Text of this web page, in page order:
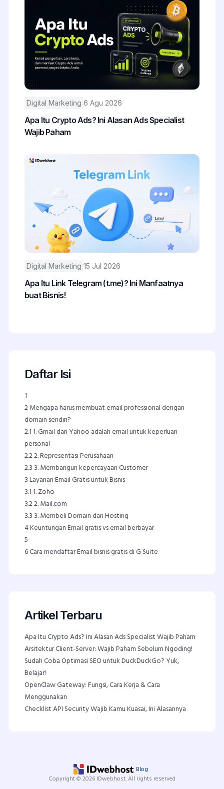
Digital Marketing 6 Agu 2026
Apa Itu Crypto Ads? Ini Alasan Ads Specialist
Wajib Paham
Digital Marketing 15 Jul 2026
Apa Itu Link Telegram (t.me)? Ini Manfaatnya
buat Bisnis!
Daftar Isi
1
2Mengapa harus membuat email professional dengan
domain sendiri?
2.11. Gmail dan Yahoo adalah email untuk keperluan
personal
2.22. Representasi Perusahaan
2.3 3. Membangun kepercayaan Customer
3Layanan Email Gratis untuk Bisnis
3.11. Zoho
3.22. Mail.com
3.3 3. Membeli Domain dan Hosting
4Keuntungan Email gratis vs email berbayar
5
6Cara mendaftar Email bisnis gratis di G Suite
Artikel Terbaru
Apa Itu Crypto Ads? Ini Alasan Ads Specialist Wajib Paham
Arsitektur Client-Server: Wajib Paham Sebelum Ngoding!
Sudah Coba Optimasi SEO untuk DuckDuckGo? Yuk,
Belajar!
OpenClaw Gateway: Fungsi, Cara Kerja & Cara
Menggunakan
Checklist API Security Wajib Kamu Kuasai, Ini Alasannya
Blog
Copyright © 2026 IDwebhost. All rights reserved